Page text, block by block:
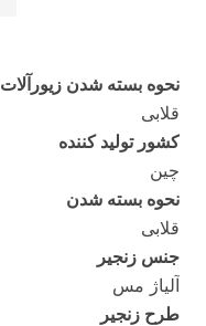
نحوه بسته شدن زیورآلات
قلابی
کشور تولید کننده
چین
نحوه بسته شدن
قلابی
جنس زنجیر
آلیاژ مس
طرح زنجیر